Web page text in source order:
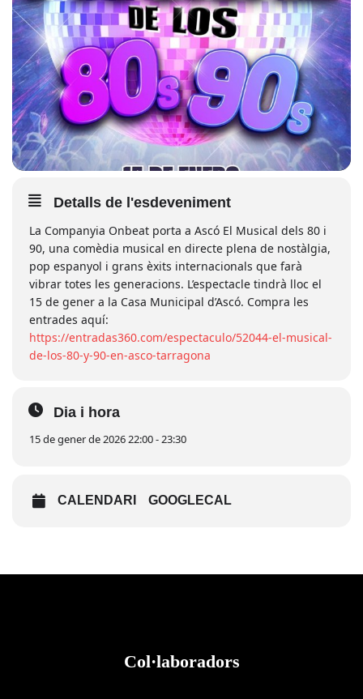
Detalls de l'esdeveniment
La Companyia Onbeat porta a Ascó El Musical dels 80 i
90, una comèdia musical en directe plena de nostàlgia,
pop espanyol i grans èxits internacionals que farà
vibrar totes les generacions. L’espectacle tindrà lloc el
15 de gener a la Casa Municipal d’Ascó. Compra les
entrades aquí:
https://entradas360.com/espectaculo/52044-el-musical-
de-los-80-y-90-en-asco-tarragona
Dia i hora
15 de gener de 2026 22:00 - 23:30
CALENDARI GOOGLECAL
Col·laboradors